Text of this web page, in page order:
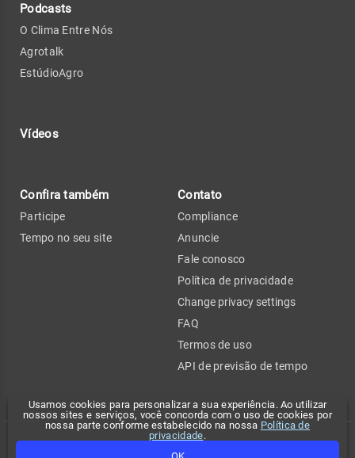
Usamos cookies para personalizar a sua experiência. Ao utilizar
nossos sites e serviços, você concorda com o uso de cookies por
nossa parte conforme estabelecido na nossa Política de
privacidade.
Podcasts
O Clima Entre Nós
Agrotalk
EstúdioAgro
Vídeos
Confira também
Participe
Tempo no seu site
Contato
Compliance
Anuncie
Fale conosco
Política de privacidade
Change privacy settings
FAQ
Termos de uso
API de previsão de tempo
Copyright 2026 - Climatempo. Todos os direitos reservados.